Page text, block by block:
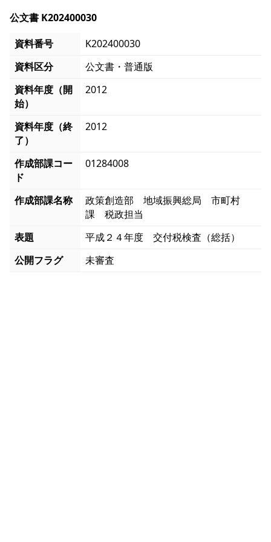
公文書 K202400030
資料番号
K202400030
資料区分
公文書・普通版
資料年度（開
始）
2012
資料年度（終
了）
2012
作成部課コー
ド
01284008
作成部課名称
政策創造部 地域振興総局 市町村
課 税政担当
表題
平成２４年度 交付税検査（総括）
公開フラグ
未審査